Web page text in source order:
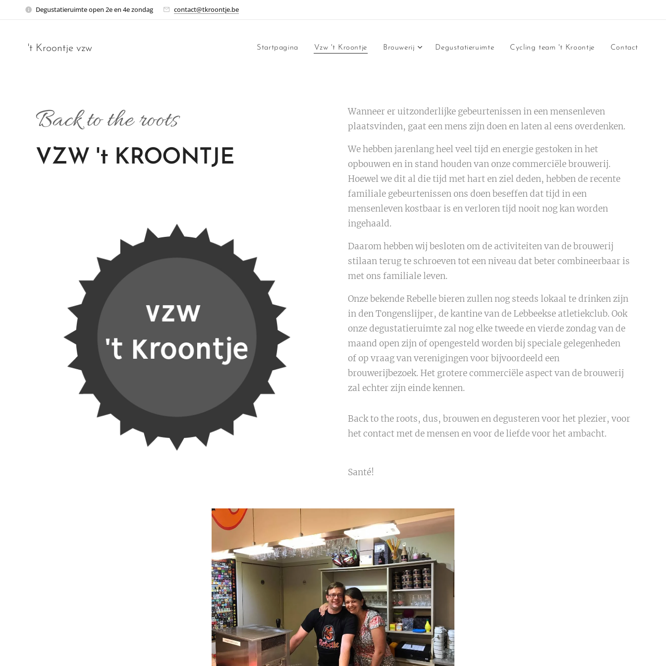
Degustatieruimte open 2e en 4e zondag contact@tkroontje.be
't Kroontje vzw Startpagina Vzw 't Kroontje Brouwerij Degustatieruimte Cycling team 't Kroontje Contact
Back to the roots
VZW 't KROONTJE
Wanneer er uitzonderlijke gebeurtenissen in een mensenleven
plaatsvinden, gaat een mens zijn doen en laten al eens overdenken.
We hebben jarenlang heel veel tijd en energie gestoken in het
opbouwen en in stand houden van onze commerciële brouwerij.
Hoewel we dit al die tijd met hart en ziel deden, hebben de recente
familiale gebeurtenissen ons doen beseffen dat tijd in een
mensenleven kostbaar is en verloren tijd nooit nog kan worden
ingehaald.
Daarom hebben wij besloten om de activiteiten van de brouwerij
stilaan terug te schroeven tot een niveau dat beter combineerbaar is
met ons familiale leven.
Onze bekende Rebelle bieren zullen nog steeds lokaal te drinken zijn
in den Tongenslijper, de kantine van de Lebbeekse atletiekclub. Ook
onze degustatieruimte zal nog elke tweede en vierde zondag van de
maand open zijn of opengesteld worden bij speciale gelegenheden
of op vraag van verenigingen voor bijvoordeeld een
brouwerijbezoek. Het grotere commerciële aspect van de brouwerij
zal echter zijn einde kennen.
Back to the roots, dus, brouwen en degusteren voor het plezier, voor
het contact met de mensen en voor de liefde voor het ambacht.
Santé!